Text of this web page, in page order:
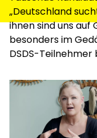
„Deutschland
ihnen sind uns
besonders im
DSDS-